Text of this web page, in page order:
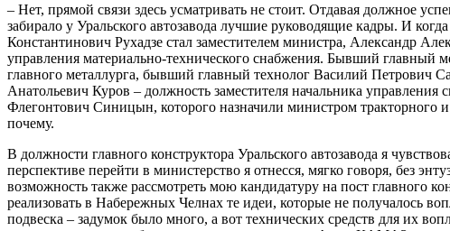
– Нет, прямой связи здесь усматривать не стоит. Отдавая должное
забирало у Уральского автозавода лучшие руководящие кадры. И
Константинович Рухадзе стал заместителем министра, Александр
управления материально-технического снабжения. Бывший главный
главного металлурга, бывший главный технолог Василий Петрович
Анатольевич Куров – должность заместителя начальника
Флегонтович Синицын, которого назначили министром
почему.
В должности главного конструктора Уральского автозавода я
перспективе перейти в министерство я отнесся, мягко говоря, без
возможность также рассмотреть мою кандидатуру на пост главного
реализовать в Набережных Челнах те идеи, которые не получалось
подвеска – задумок было много, а вот технических средств для их